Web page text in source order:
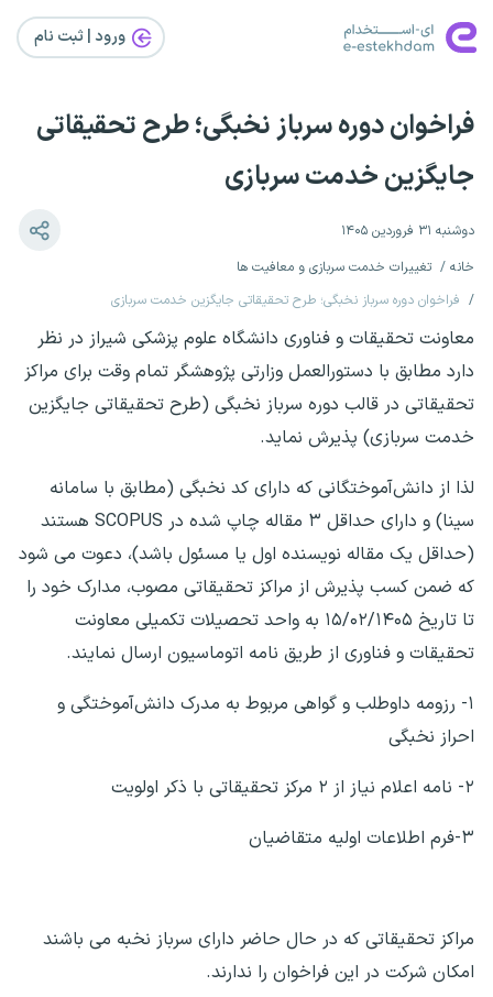
ورود | ثبت‌ نام
فراخوان دوره سرباز نخبگی؛ طرح تحقیقاتی
جایگزین خدمت سربازی
دوشنبه ۳۱ فروردین ۱۴۰۵
خانه
تغییرات خدمت سربازی و معافیت ها
فراخوان دوره سرباز نخبگی؛ طرح تحقیقاتی جایگزین خدمت سربازی
معاونت تحقیقات و فناوری دانشگاه علوم پزشکی شیراز در نظر
دارد مطابق با دستورالعمل وزارتی پژوهشگر تمام وقت برای مراکز
تحقیقاتی در قالب دوره سرباز نخبگی (طرح تحقیقاتی جایگزین
خدمت سربازی) پذیرش نماید.
لذا از دانش‌آموختگانی که دارای کد نخبگی (مطابق با سامانه
سینا) و دارای حداقل ۳ مقاله چاپ شده در SCOPUS هستند
(حداقل یک مقاله نویسنده اول یا مسئول باشد)، دعوت می شود
که ضمن کسب پذیرش از مراکز تحقیقاتی مصوب، مدارک خود را
تا تاریخ ۱۵/۰۲/۱۴۰۵ به واحد تحصیلات تکمیلی معاونت
تحقیقات و فناوری از طریق نامه اتوماسیون ارسال نمایند.
۱- رزومه داوطلب و گواهی مربوط به مدرک دانش‌آموختگی و
احراز نخبگی
۲- نامه اعلام نیاز از ۲ مرکز تحقیقاتی با ذکر اولویت
۳-فرم اطلاعات اولیه متقاضیان
مراکز تحقیقاتی که در حال حاضر دارای سرباز نخبه می باشند
امکان شرکت در این فراخوان را ندارند.